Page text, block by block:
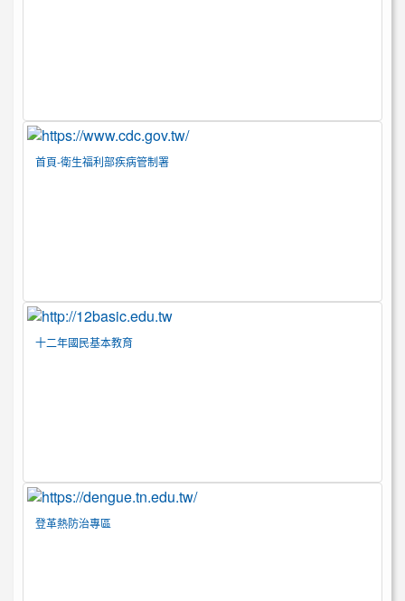
首頁-衛生福利部疾病管制署
十二年國民基本教育
登革熱防治專區